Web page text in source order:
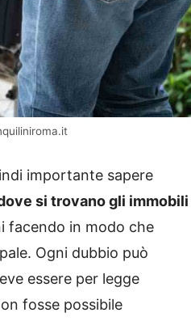
importante sapere
si trovano gli immobili
facendo in modo che
Ogni dubbio può
essere per legge
fosse possibile